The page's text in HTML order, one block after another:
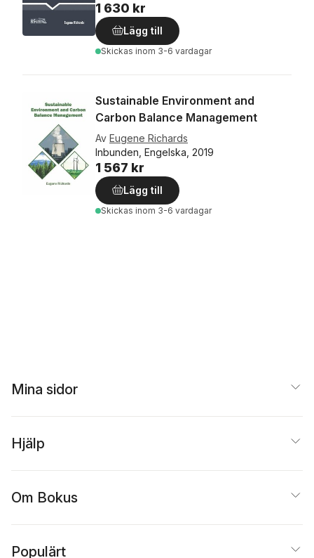
1 630 kr
Lägg till
Skickas inom 3-6 vardagar
Sustainable Environment and
Carbon Balance Management
Av Eugene Richards
Inbunden, Engelska, 2019
1 567 kr
Lägg till
Skickas inom 3-6 vardagar
Mina sidor
Hjälp
Om Bokus
Populärt